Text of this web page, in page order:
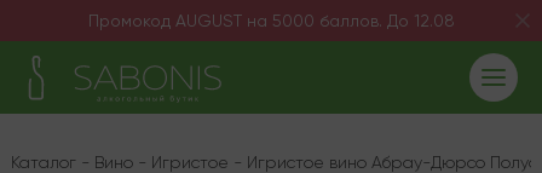
Промокод AUGUST на 5000 баллов. До 12.08
Каталог - Вино- Игристое - Игристое вино Абрау-Дюрсо